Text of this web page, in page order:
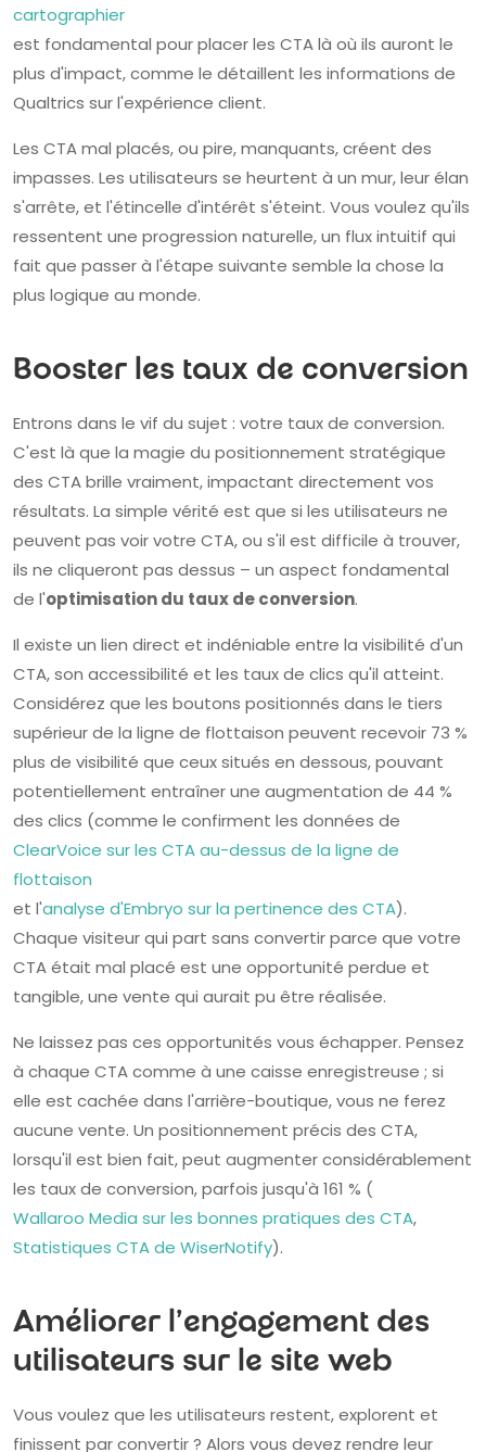
cartographier
est fondamental pour placer les CTA là où ils auront le
plus d'impact, comme le détaillent les informations de
Qualtrics sur l'expérience client.
Les CTA mal placés, ou pire, manquants, créent des
impasses. Les utilisateurs se heurtent à un mur, leur élan
s'arrête, et l'étincelle d'intérêt s'éteint. Vous voulez qu'ils
ressentent une progression naturelle, un flux intuitif qui
fait que passer à l'étape suivante semble la chose la
plus logique au monde.
Booster les taux de conversion
Entrons dans le vif du sujet : votre taux de conversion.
C'est là que la magie du positionnement stratégique
des CTA brille vraiment, impactant directement vos
résultats. La simple vérité est que si les utilisateurs ne
peuvent pas voir votre CTA, ou s'il est difficile à trouver,
ils ne cliqueront pas dessus – un aspect fondamental
de l'optimisation du taux de conversion.
Il existe un lien direct et indéniable entre la visibilité d'un
CTA, son accessibilité et les taux de clics qu'il atteint.
Considérez que les boutons positionnés dans le tiers
supérieur de la ligne de flottaison peuvent recevoir 73 %
plus de visibilité que ceux situés en dessous, pouvant
potentiellement entraîner une augmentation de 44 %
des clics (comme le confirment les données de
ClearVoice sur les CTA au-dessus de la ligne de
flottaison
et l'analyse d'Embryo sur la pertinence des CTA).
Chaque visiteur qui part sans convertir parce que votre
CTA était mal placé est une opportunité perdue et
tangible, une vente qui aurait pu être réalisée.
Ne laissez pas ces opportunités vous échapper. Pensez
à chaque CTA comme à une caisse enregistreuse ; si
elle est cachée dans l'arrière-boutique, vous ne ferez
aucune vente. Un positionnement précis des CTA,
lorsqu'il est bien fait, peut augmenter considérablement
les taux de conversion, parfois jusqu'à 161 % (
Wallaroo Media sur les bonnes pratiques des CTA,
Statistiques CTA de WiserNotify).
Améliorer l'engagement des
utilisateurs sur le site web
Vous voulez que les utilisateurs restent, explorent et
finissent par convertir ? Alors vous devez rendre leur